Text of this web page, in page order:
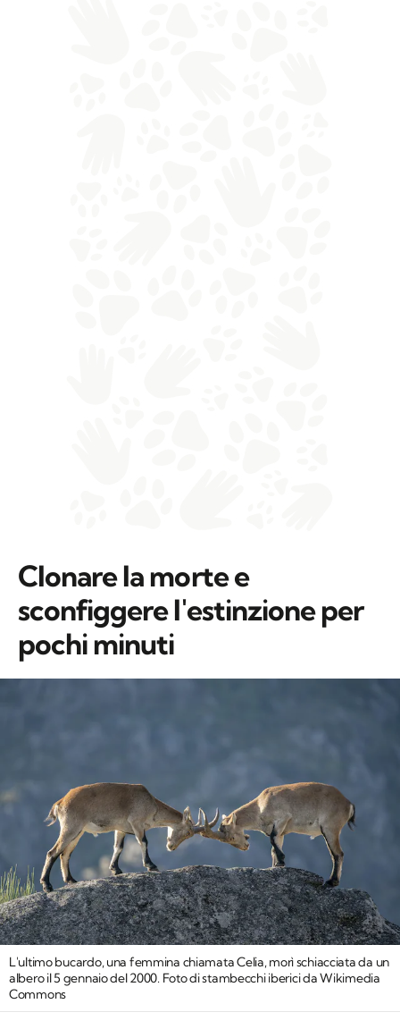
Clonare la morte e
sconfiggere l'estinzione per
pochi minuti
L'ultimo bucardo, una femmina chiamata Celia, morì schiacciata da un
albero il 5 gennaio del 2000. Foto di stambecchi iberici da Wikimedia
Commons